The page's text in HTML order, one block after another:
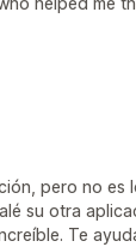
pero no es
su otra
Te